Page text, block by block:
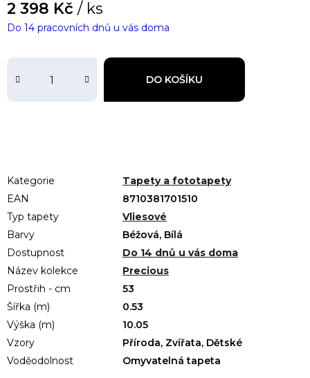
2 398 Kč / ks
DO KOŠÍKU
Do 14 pracovních dnů u vás doma
Kategorie
Tapety a fototapety
EAN
8710381701510
Typ tapety
Vliesové
Barvy
Béžová, Bílá
Dostupnost
Do 14 dnů u vás doma
Název kolekce
Precious
Prostřih - cm
53
Šířka (m)
0.53
Výška (m)
10.05
Vzory
Příroda, Zvířata, Dětské
Voděodolnost
Omyvatelná tapeta